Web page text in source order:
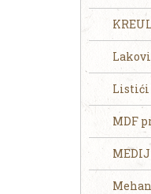
Lakovi
Listići
MDF